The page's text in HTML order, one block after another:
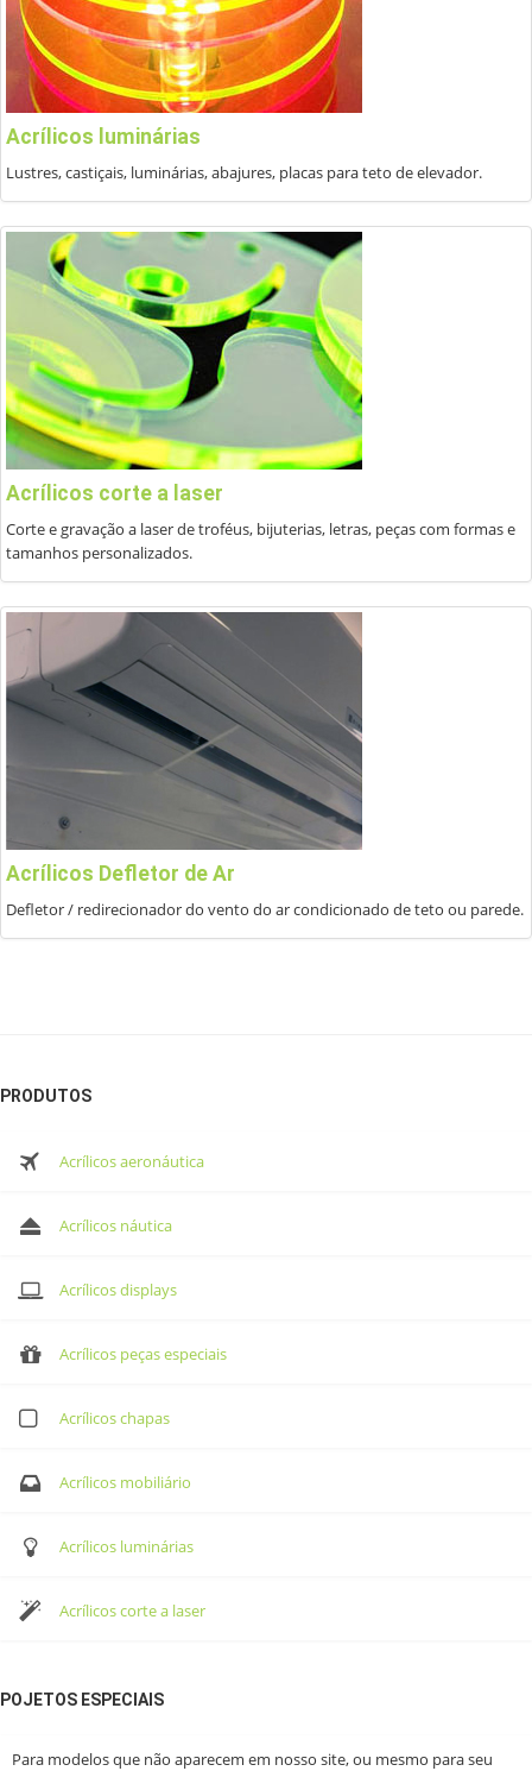
Acrílicos luminárias
Lustres, castiçais, luminárias, abajures, placas para teto de elevador.
Acrílicos corte a laser
Corte e gravação a laser de troféus, bijuterias, letras, peças com formas e
tamanhos personalizados.
Acrílicos Defletor de Ar
Defletor / redirecionador do vento do ar condicionado de teto ou parede.
PRODUTOS
Acrílicos aeronáutica
Acrílicos náutica
Acrílicos displays
Acrílicos peças especiais
Acrílicos chapas
Acrílicos mobiliário
Acrílicos luminárias
Acrílicos corte a laser
POJETOS ESPECIAIS
Para modelos que não aparecem em nosso site, ou mesmo para seu